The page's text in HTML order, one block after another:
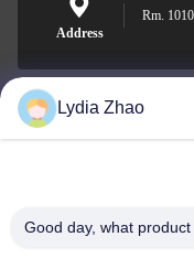
Address
Rm. 1010,
Lydia Zhao
Good day, what